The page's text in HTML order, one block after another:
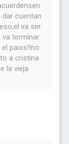
cuentan
va ser
va terminar
paiss!!no
a cristina
la vieja